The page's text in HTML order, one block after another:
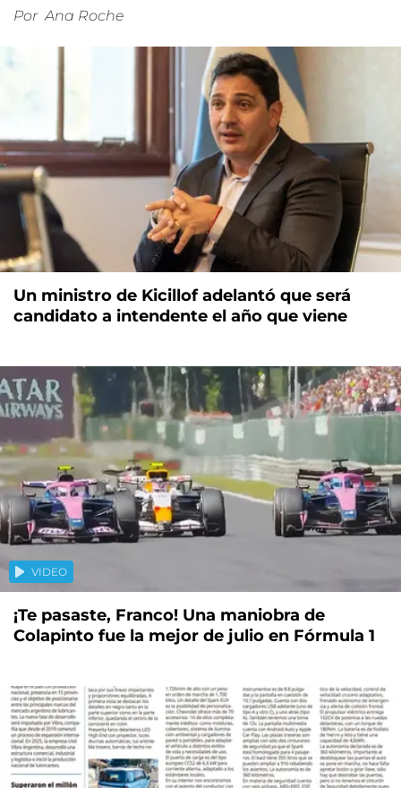
Por Ana Roche
Un ministro de Kicillof adelantó que será
candidato a intendente el año que viene
VIDEO
¡Te pasaste, Franco! Una maniobra de
Colapinto fue la mejor de julio en Fórmula 1